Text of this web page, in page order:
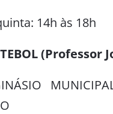
14h às 18h
(Professor